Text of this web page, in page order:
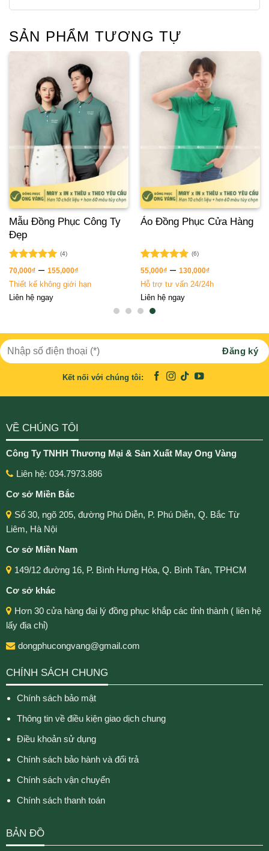
SẢN PHẨM TƯƠNG TỰ
Áo Đồng Phục Cửa Hàng
Được xếp
hạng
5 sao
(6)
55,000₫– 130,000₫
Hỗ trợ tư vấn 24/24h
Liên hệ ngay
Mẫu Đồng Phục Công Ty
Đẹp
Được xếp
hạng
5 sao
(4)
70,000₫– 155,000₫
Thiết kế không giới hạn
Liên hệ ngay
Kết nối với chúng tôi:
VỀ CHÚNG TÔI
Công Ty TNHH Thương Mại & Sản Xuất May Ong Vàng
Liên hệ: 034.7973.886
Cơ sở Miền Bắc
Số 30, ngõ 205, đường Phú Diễn, P. Phú Diễn, Q. Bắc Từ
Liêm, Hà Nội
Cơ sở Miền Nam
149/12 đường 16, P. Bình Hưng Hòa, Q. Bình Tân, TPHCM
Cơ sở khác
Hơn 30 cửa hàng đại lý đồng phục khắp các tỉnh thành ( liên hệ
lấy địa chỉ)
dongphucongvang@gmail.com
CHÍNH SÁCH CHUNG
Chính sách bảo mật
Thông tin về điều kiện giao dịch chung
Điều khoản sử dụng
Chính sách bảo hành và đổi trả
Chính sách vận chuyển
Chính sách thanh toán
BẢN ĐỒ